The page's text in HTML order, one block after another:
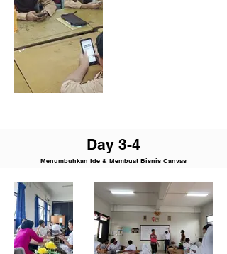
Day 3-4
Menumbuhkan Ide & Membuat Bisnis Canvas